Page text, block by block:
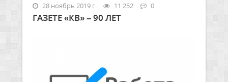
28 ноябрь 2019 г. 11 252 0
ГАЗЕТЕ «КВ» – 90 ЛЕТ